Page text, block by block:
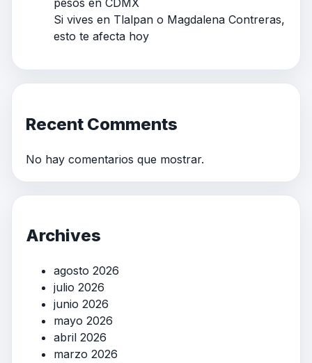
Si vives en Tlalpan o Magdalena Contreras,
esto te afecta hoy
Recent Comments
No hay comentarios que mostrar.
Archives
agosto 2026
julio 2026
junio 2026
mayo 2026
abril 2026
marzo 2026